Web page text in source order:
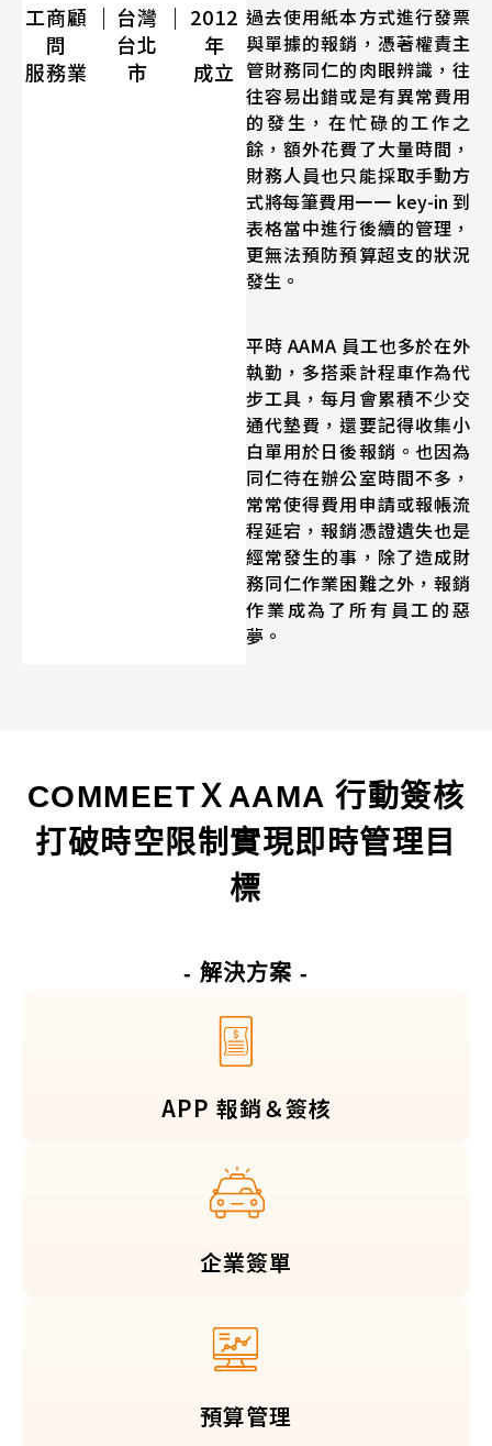
工商顧
問
服務業
｜ 台灣
台北
市
｜ 2012
年
成立
過去使用紙本方式進行發票
與單據的報銷，憑著權責主
管財務同仁的肉眼辨識，往
往容易出錯或是有異常費用
的發生，在忙碌的工作之
餘，額外花費了大量時間，
財務人員也只能採取手動方
式將每筆費用一一 key-in 到
表格當中進行後續的管理，
更無法預防預算超支的狀況
發生。
平時 AAMA 員工也多於在外
執勤，多搭乘計程車作為代
步工具，每月會累積不少交
通代墊費，還要記得收集小
白單用於日後報銷。也因為
同仁待在辦公室時間不多，
常常使得費用申請或報帳流
程延宕，報銷憑證遺失也是
經常發生的事，除了造成財
務同仁作業困難之外，報銷
作業成為了所有員工的惡
夢。
COMMEETＸAAMA 行動簽核
打破時空限制實現即時管理目
標
- 解決方案 -
APP 報銷＆簽核
企業簽單
預算管理